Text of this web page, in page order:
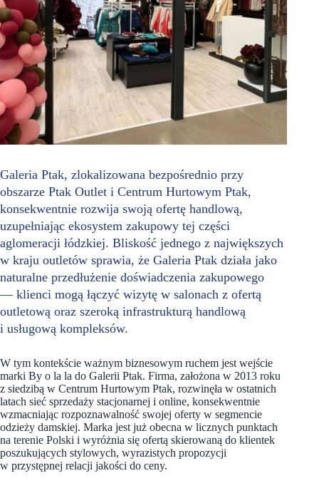
Galeria Ptak, zlokalizowana bezpośrednio przy
obszarze Ptak Outlet i Centrum Hurtowym Ptak,
konsekwentnie rozwija swoją ofertę handlową,
uzupełniając ekosystem zakupowy tej części
aglomeracji łódzkiej. Bliskość jednego z największych
w kraju outletów sprawia, że Galeria Ptak działa jako
naturalne przedłużenie doświadczenia zakupowego
— klienci mogą łączyć wizytę w salonach z ofertą
outletową oraz szeroką infrastrukturą handlową
i usługową kompleksów.
W tym kontekście ważnym biznesowym ruchem jest wejście
marki By o la la do Galerii Ptak. Firma, założona w 2013 roku
z siedzibą w Centrum Hurtowym Ptak, rozwinęła w ostatnich
latach sieć sprzedaży stacjonarnej i online, konsekwentnie
wzmacniając rozpoznawalność swojej oferty w segmencie
odzieży damskiej. Marka jest już obecna w licznych punktach
na terenie Polski i wyróżnia się ofertą skierowaną do klientek
poszukujących stylowych, wyrazistych propozycji
w przystępnej relacji jakości do ceny.